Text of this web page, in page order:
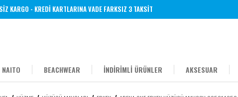
- KREDİ KARTLARINA VADE FARKSIZ 3 TAKSİT
BEACHWEAR İNDİRİMLİ ÜRÜNLER AKSESUAR